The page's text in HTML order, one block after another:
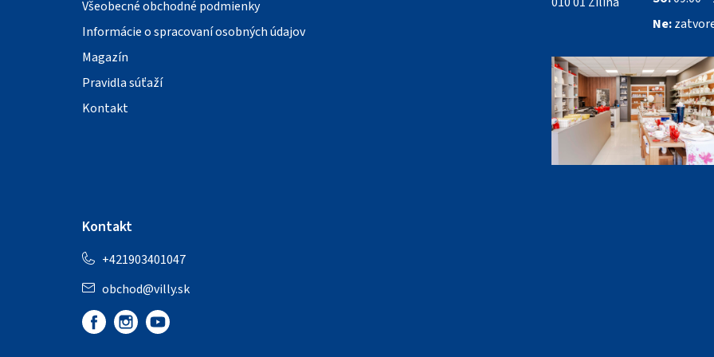
Všeobecné obchodné podmienky
Informácie o spracovaní osobných údajov
Magazín
Pravidla súťaží
Kontakt
Ne:
Kontakt
obchod@villy.sk
+421903401047